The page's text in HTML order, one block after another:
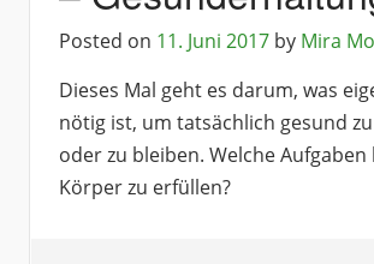
Posted on 11. Juni 2017 by Mira
Dieses Mal geht es darum, was
nötig ist, um tatsächlich gesund
oder zu bleiben. Welche
Körper zu erfüllen?